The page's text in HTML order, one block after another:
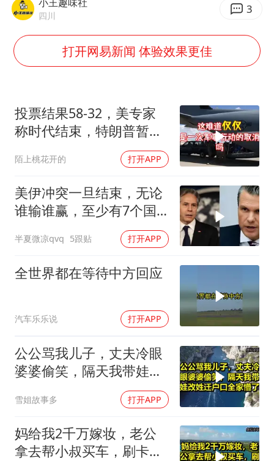
老挝国会主席赛宋蓬逝世
购飞机票7分钟后退票被扣2022元
酒店回应车内过夜被收150元
黄金牛市回来了吗
乐享全民健身 共筑健康中国
四川 3
打开网易新闻 体验效果更佳
投票结果58-32，美专家
称时代结束，特朗普暂不
陌上桃花开的 打开APP
美伊冲突一旦结束，无论
谁输谁赢，至少有7个国
半夏微凉qvq 5跟贴 打开APP
全世界都在等待中方回应
汽车乐乐说 打开APP
公公骂我儿子，丈夫冷眼
婆婆偷笑，隔天我带娃改
姓迁户口全家懵了！
雪姐故事多 打开APP
妈给我2千万嫁妆，老公
拿去帮小叔买车，刷卡时